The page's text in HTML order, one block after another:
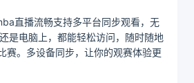
直播流畅支持多平台同步观看，无
是电脑上，都能轻松访问，随时随地
赛。多设备同步，让你的观赛体验更